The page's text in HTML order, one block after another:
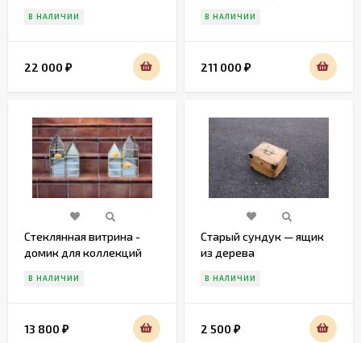
В НАЛИЧИИ
22 000 ₽
В НАЛИЧИИ
211 000 ₽
Стеклянная витрина -
домик для коллекций
В НАЛИЧИИ
13 800 ₽
Старый сундук — ящик
из дерева
В НАЛИЧИИ
2 500 ₽